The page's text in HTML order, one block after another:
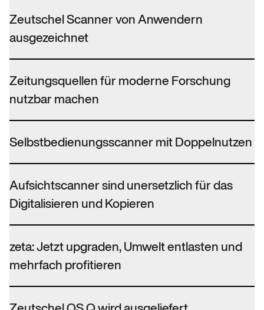
Zeutschel Scanner von Anwendern
ausgezeichnet
Zeitungsquellen für moderne Forschung
nutzbar machen
Selbstbedienungsscanner mit Doppelnutzen
Aufsichtscanner sind unersetzlich für das
Digitalisieren und Kopieren
zeta: Jetzt upgraden, Umwelt entlasten und
mehrfach profitieren